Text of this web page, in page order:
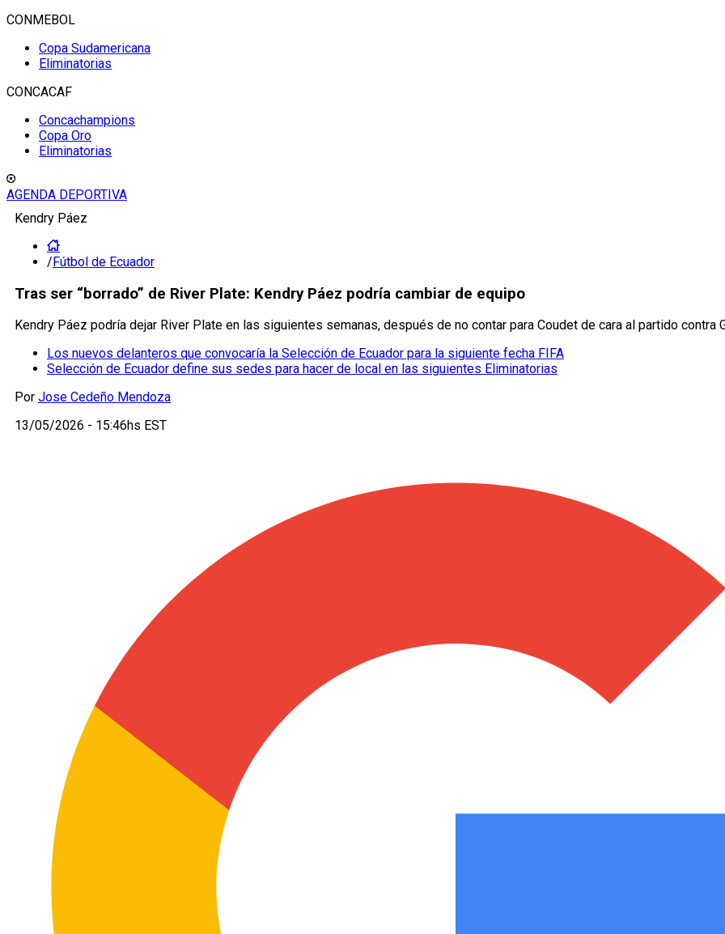
CONMEBOL
Copa Sudamericana
Eliminatorias
CONCACAF
Concachampions
Copa Oro
Eliminatorias
AGENDA DEPORTIVA
Kendry Páez
/Fútbol de Ecuador
Tras ser “borrado” de River Plate: Kendry Páez podría cambiar de equipo
Kendry Páez podría dejar River Plate en las siguientes semanas, después de no contar para Coudet de cara al partido contra
Los nuevos delanteros que convocaría la Selección de Ecuador para la siguiente fecha FIFA
Selección de Ecuador define sus sedes para hacer de local en las siguientes Eliminatorias
Por Jose Cedeño Mendoza
13/05/2026 - 15:46hs EST